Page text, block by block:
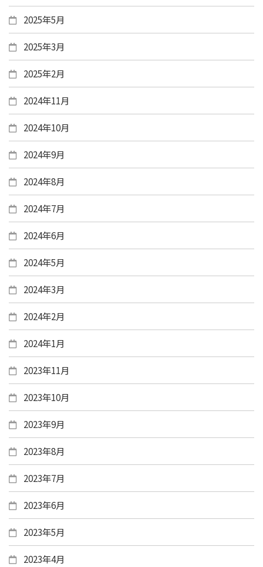
2025年5月
2025年3月
2025年2月
2024年11月
2024年10月
2024年9月
2024年8月
2024年7月
2024年6月
2024年5月
2024年3月
2024年2月
2024年1月
2023年11月
2023年10月
2023年9月
2023年8月
2023年7月
2023年6月
2023年5月
2023年4月